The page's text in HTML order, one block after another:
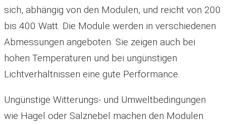
sich, abhängig von den Modulen, und reicht von 200
bis 400 Watt. Die Module werden in verschiedenen
Abmessungen angeboten. Sie zeigen auch bei
hohen Temperaturen und bei ungünstigen
Lichtverhältnissen eine gute Performance.
Ungünstige Witterungs- und Umweltbedingungen
wie Hagel oder Salznebel machen den Modulen